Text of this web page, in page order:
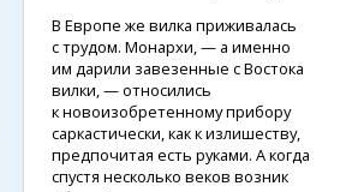
В Европе же вилка приживалась
с трудом. Монархи, — а именно
им дарили завезенные с Востока
вилки, — относились
к новоизобретенному прибору
саркастически, как к излишеству,
предпочитая есть руками. А когда
спустя несколько веков возник